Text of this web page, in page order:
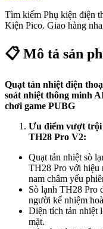
Tìm kiếm Phụ kiện điện
Kiện Pico. Giao hàng
📋 Mô tả sản
Quạt tản nhiệt điện
soát nhiệt thông minh
chơi game PUBG
Ưu điểm vượt trội
TH28 Pro V2:
Quạt tản nhiệt sò
TH28 Pro với hiệu
nam châm yếu
Sò lạnh TH28 Pro
người kế nhiệm
Diện tích tản nhiệt
mặt.